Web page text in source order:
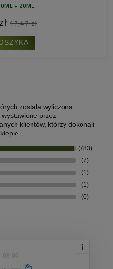
+ 20ML
17,47 zł
została wyliczona
przez
klientów, którzy dokonali
(783)
(7)
(1)
(1)
(0)
08-05